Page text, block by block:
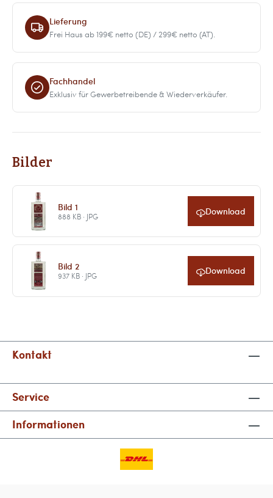
Lieferung
Frei Haus ab 199€ netto (DE) / 299€ netto (AT).
Fachhandel
Exklusiv für Gewerbetreibende & Wiederverkäufer.
Bilder
Bild 1
888 KB · JPG Download
Bild 2
937 KB · JPG Download
Kontakt
Service
Informationen